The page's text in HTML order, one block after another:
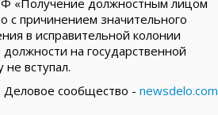
«Получение должностным лицом
причинением значительного
в исправительной колонии
на государственной
вступал.
Деловое сообщество - newsdelo.com